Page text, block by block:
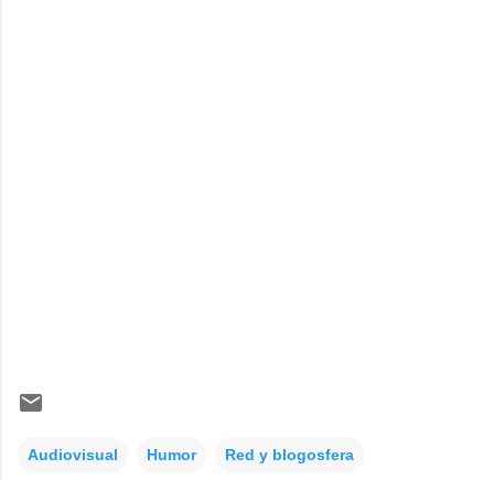
Audiovisual Humor Red y blogosfera